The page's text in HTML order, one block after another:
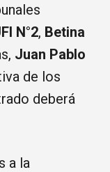
N°2, Betina
Juan Pablo
de los
deberá
a la